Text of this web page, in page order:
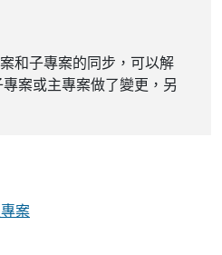
和子專案的同步，可以解
案或主專案做了變更，另
案